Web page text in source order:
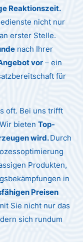
Reaktionszeit.
nicht nur
erster Stelle.
nach Ihrer
vor – ein
für
oft. Bei uns trifft
bietenTop-
wird.Durch
Produkten,
in
Preisen
Sie nicht nur das
sich rundum